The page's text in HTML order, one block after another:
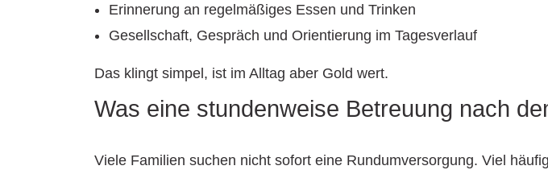
Erinnerung an regelmäßiges Essen und Trinken
Gesellschaft, Gespräch und Orientierung im Tagesverlauf
Das klingt simpel, ist im Alltag aber Gold wert.
Was eine stundenweise Betreuung nach
Viele Familien suchen nicht sofort eine Rundumversorgung. Viel